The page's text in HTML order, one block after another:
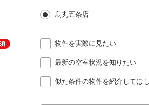
烏丸五条店
物件を実際に見たい
最新の空室状況を知りたい
似た条件の物件を紹介してほ